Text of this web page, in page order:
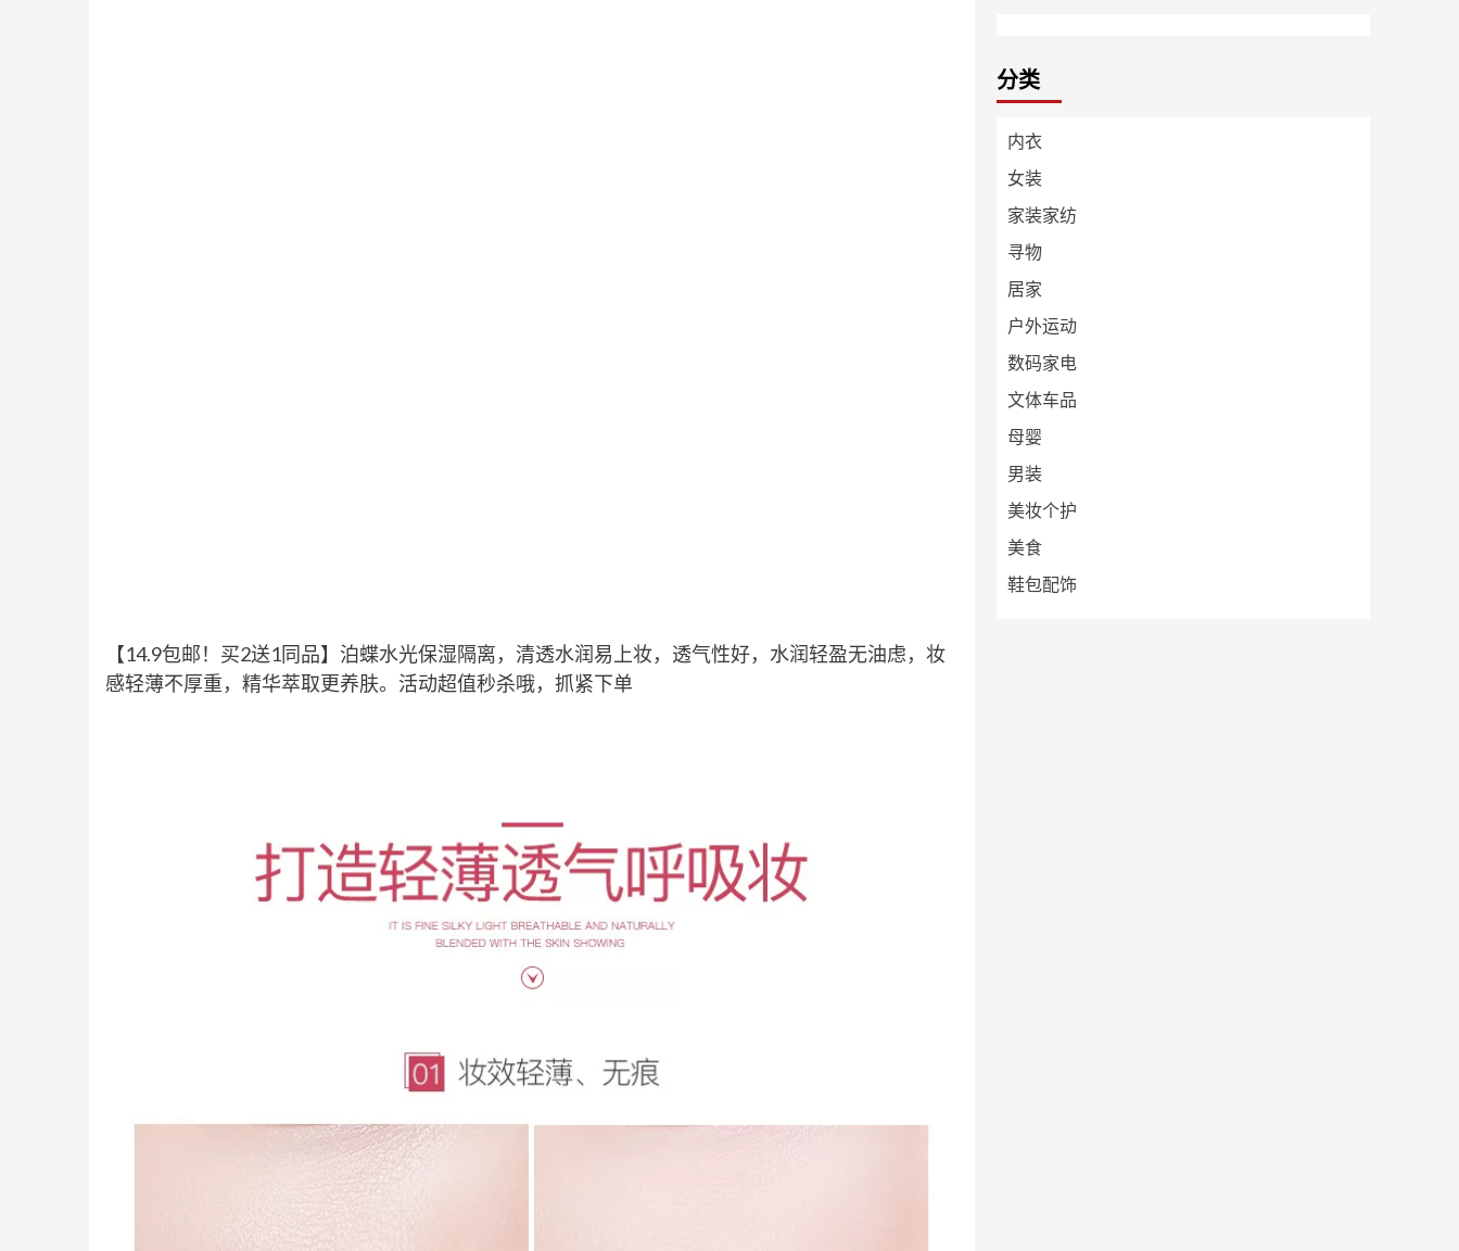
【14.9包邮！买2送1同品】泊蝶水光保湿隔离，清透水润易上妆，透气性好，水润轻盈无油虑，妆
感轻薄不厚重，精华萃取更养肤。活动超值秒杀哦，抓紧下单
分类
内衣
女装
家装家纺
寻物
居家
户外运动
数码家电
文体车品
母婴
男装
美妆个护
美食
鞋包配饰